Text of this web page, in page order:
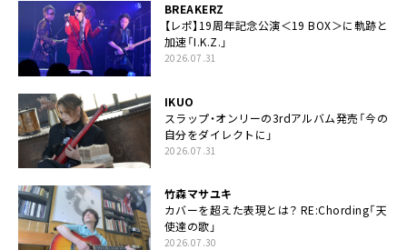
BREAKERZ
【レポ】19周年記念公演＜19 BOX＞に軌跡と
加速「I.K.Z.」
2026.07.31
IKUO
スラップ・オンリーの3rdアルバム発売「今の
自分をダイレクトに」
2026.07.31
竹森マサユキ
カバーを超えた表現とは？ RE:Chording「天
使達の歌」
2026.07.30